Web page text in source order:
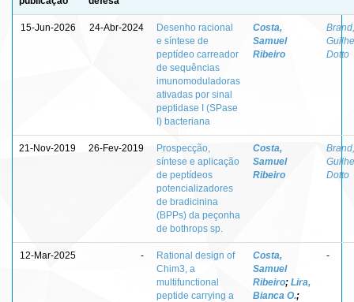
15-Jun-2026 24-Abr-2024
Desenho racional
e síntese de
peptídeo carreador
de sequências
imunomoduladoras
ativadas por sinal
peptidase I (SPase
I) bacteriana
Costa,
Samuel
Ribeiro
Brand,
Dotto
21-Nov-2019 26-Fev-2019
Prospecção,
síntese e aplicação
de peptídeos
potencializadores
de bradicinina
(BPPs) da peçonha
de bothrops sp.
Costa,
Samuel
Ribeiro
Brand,
Dotto
12-Mar-2025 -
Rational design of
Chim3, a
multifunctional
peptide carrying a
Costa,
Samuel
Ribeiro; Lira,
Bianca O.;
-